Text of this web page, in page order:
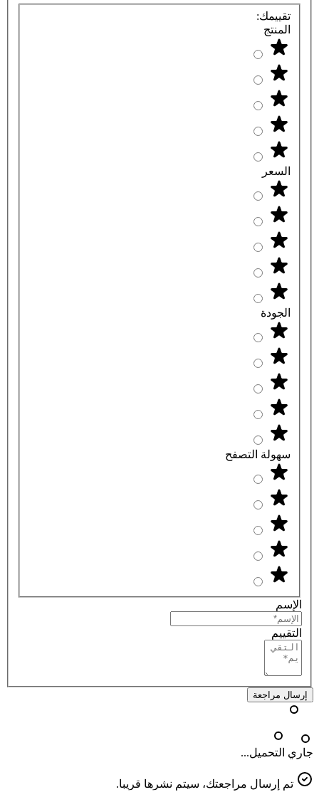
تقييمك:
المنتج
السعر
الجودة
سهولة التصفح
الإسم
التقييم
إرسال مراجعة
جاري التحميل...
تم إرسال مراجعتك، سيتم نشرها قريبا.